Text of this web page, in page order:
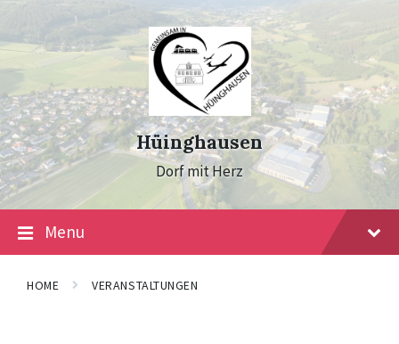
Skip
content
Skip
main
navigation
Skip
footer
Hüinghausen
Dorf mit Herz
Menu
HOME VERANSTALTUNGEN